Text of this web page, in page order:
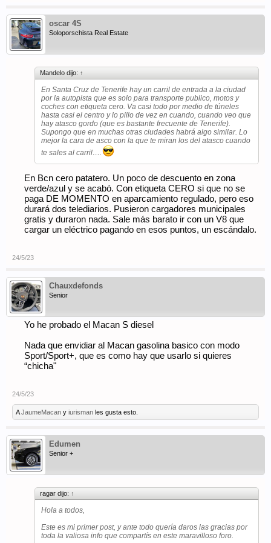
oscar 4S
Soloporschista Real Estate
Mandelo dijo: ↑
En Santa Cruz de Tenerife hay un carril de entrada a la ciudad
por la autopista que es solo para transporte publico, motos y
coches con etiqueta cero. Va casi todo por medio de túneles
hasta casi el centro y lo pillo de vez en cuando, cuando veo que
hay atasco gordo (que es bastante frecuente de Tenerife).
Supongo que en muchas otras ciudades habrá algo similar. Lo
mejor la cara de asco con la que te miran los del atasco cuando
te sales al carril….
En Bcn cero patatero. Un poco de descuento en zona
verde/azul y se acabó. Con etiqueta CERO si que no se
paga DE MOMENTO en aparcamiento regulado, pero eso
durará dos telediarios. Pusieron cargadores municipales
gratis y duraron nada. Sale más barato ir con un V8 que
cargar un eléctrico pagando en esos puntos, un escándalo.
24/5/23
Chauxdefonds
Senior
Yo he probado el Macan S diesel
Nada que envidiar al Macan gasolina basico con modo
Sport/Sport+, que es como hay que usarlo si quieres
“chicha"
24/5/23
AJaumeMacan y iurisman les gusta esto.
Edumen
Senior +
ragar dijo: ↑
Hola a todos,
Este es mi primer post, y ante todo quería daros las gracias por
toda la valiosa info que compartís en este maravilloso foro.